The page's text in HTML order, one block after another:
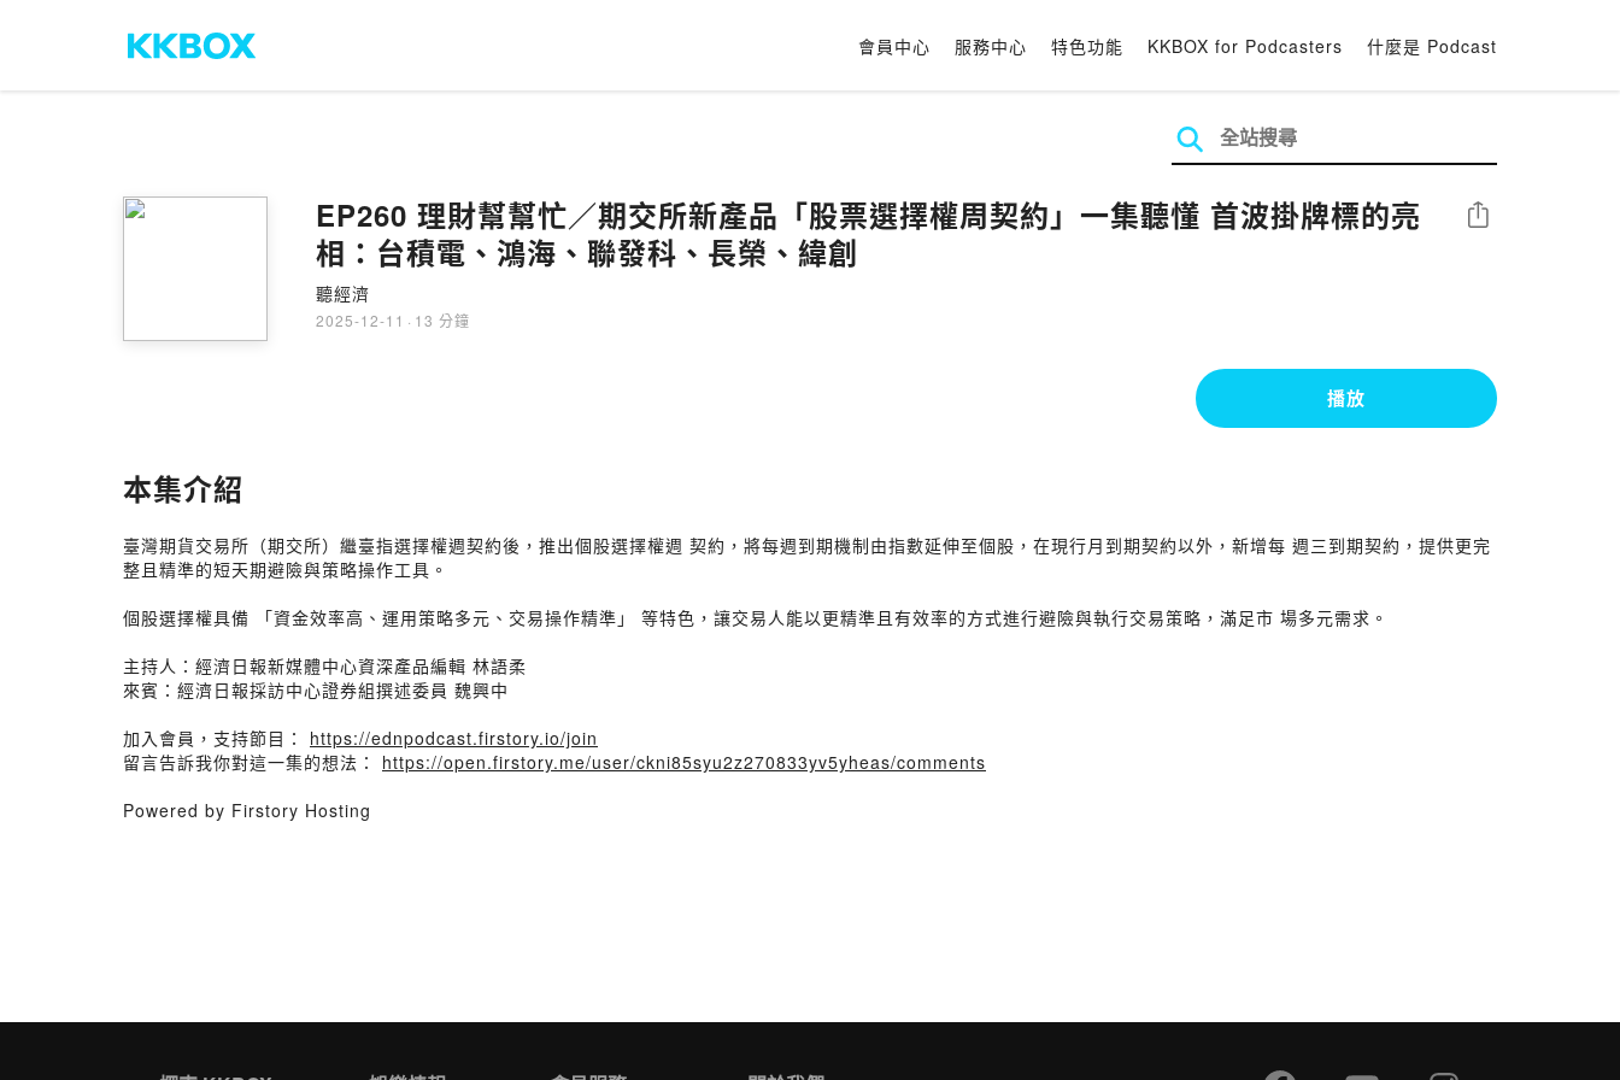
會員中心 服務中心 特色功能 KKBOX for Podcasters 什麼是 Podcast
EP260 理財幫幫忙／期交所新產品「股票選擇權周契約」一集聽懂 首波掛牌標的亮
相：台積電、鴻海、聯發科、長榮、緯創
聽經濟
2025-12-11 · 13 分鐘
分享
播放
本集介紹
臺灣期貨交易所（期交所）繼臺指選擇權週契約後，推出個股選擇權週 契約，將每週到期機制由指數延伸至個股，在現行月到期契約以外，新增每 週三到期契約，提供更完
整且精準的短天期避險與策略操作工具。
個股選擇權具備 「資金效率高、運用策略多元、交易操作精準」 等特色，讓交易人能以更精準且有效率的方式進行避險與執行交易策略，滿足市 場多元需求。
主持人：經濟日報新媒體中心資深產品編輯 林語柔
來賓：經濟日報採訪中心證券組撰述委員 魏興中
加入會員，支持節目： https://ednpodcast.firstory.io/join
留言告訴我你對這一集的想法： https://open.firstory.me/user/ckni85syu2z270833yv5yheas/comments
Powered by Firstory Hosting